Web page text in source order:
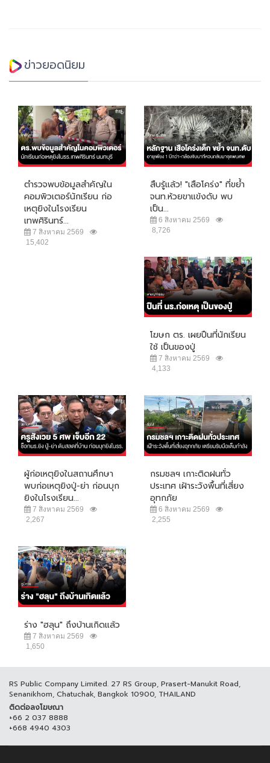
ข่าวยอดนิยม
ตำรวจพบข้อมูลสำคัญใน
คอมพิวเตอร์นักเรียน ก่อ
เหตุยิงในโรงเรียน
เทพศิรินทร์...
7 สิงหาคม 2569
15,402
สืบรู้แล้ว! "เสือโคร่ง" ที่ขย้ำ
จนท.ห้วยขาแข้งดับ พบ
เป็น...
6 สิงหาคม 2569
8,726
โฆษก ตร. เผยปืนที่นักเรียน
ใช้ เป็นของปู่
7 สิงหาคม 2569
4,133
ผู้ก่อเหตุยิงในสถานศึกษา
พบก่อเหตุยิงปู่-ย่า ก่อนบุก
ยิงในโรงเรียน...
7 สิงหาคม 2569
2,267
กรมชลฯ เกาะติดฝนทั่ว
ประเทศ เฝ้าระวังพื้นที่เสี่ยง
อุทกภัย
6 สิงหาคม 2569
2,255
ร่าง "ฮลุน" ถึงบ้านเกิดแล้ว
7 สิงหาคม 2569
1,650
RS Public Company Limited. 27 RS Group, Prasert-Manukit Road,
Senanikhom, Chatuchak, Bangkok 10900, THAILAND
ติดต่อลงโฆษณา
+66 2 037 8888
+668 4940 4303